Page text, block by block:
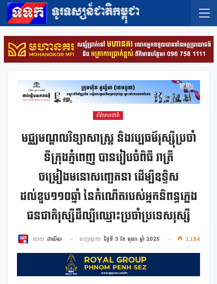
ព័ត៌មានជាតិ
មជ្ឈមណ្ឌលវិទ្យាសាស្ត្រ និងវប្បធម៌រុស្ស៊ីប្រចាំ
ទីក្រុងភ្នំពេញ បានរៀបចំពិធី រាត្រី
ចម្រៀងមនោសញ្ចេតនា ដើម្បីឧទ្ទិស
ដល់ខួប១១០ឆ្នាំ នៃកំណើតរបស់អ្នកនិពន្ធភ្លេង
ជនជាតិរុស្សីដ៏ល្បីឈ្មោះប្រចាំប្រទេសរុស្សី
ដោយ ដាលីស ចេញផ្សាយ ថ្ងៃទី 3 ខែ តុលា ឆ្នាំ 2025 1,184